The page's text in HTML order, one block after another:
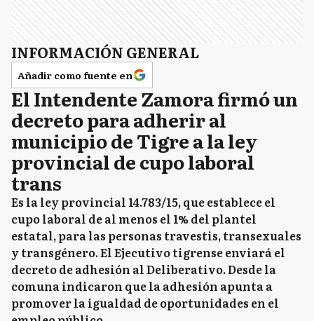
INFORMACIÓN GENERAL
Añadir como fuente en
El Intendente Zamora firmó un
decreto para adherir al
municipio de Tigre a la ley
provincial de cupo laboral
trans
Es la ley provincial 14.783/15, que establece el
cupo laboral de al menos el 1% del plantel
estatal, para las personas travestis, transexuales
y transgénero. El Ejecutivo tigrense enviará el
decreto de adhesión al Deliberativo. Desde la
comuna indicaron que la adhesión apunta a
promover la igualdad de oportunidades en el